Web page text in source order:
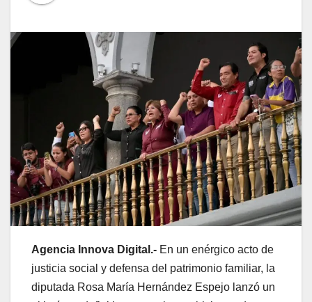
Agencia Innova Digital.- En un enérgico acto de
justicia social y defensa del patrimonio familiar, la
diputada Rosa María Hernández Espejo lanzó un